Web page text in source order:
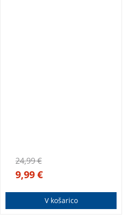
24,99€
9,99€
V košarico